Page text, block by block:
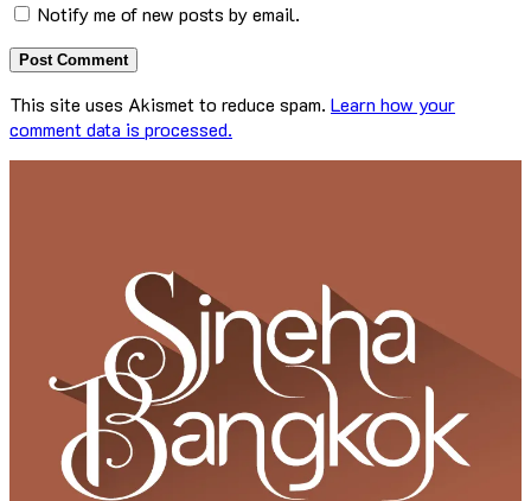
Notify me of new posts by email.
This site uses Akismet to reduce spam. Learn how your
comment data is processed.